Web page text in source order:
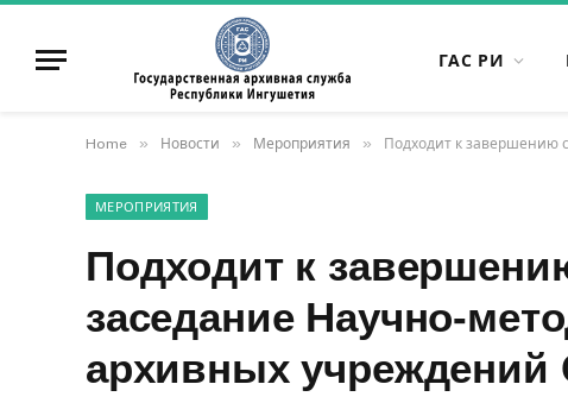
ГАС РИ
Home » Новости » Мероприятия » Подходит к завершению
МЕРОПРИЯТИЯ
Подходит к
заседание Научно-
архивных учреждений